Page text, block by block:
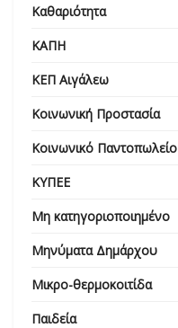
Καθαριότητα
ΚΑΠΗ
ΚΕΠ Αιγάλεω
Κοινωνική Προστασία
Κοινωνικό Παντοπωλείο
ΚΥΠΕΕ
Μη κατηγοριοποιημένο
Μηνύματα Δημάρχου
Μικρο-θερμοκοιτίδα
Παιδεία